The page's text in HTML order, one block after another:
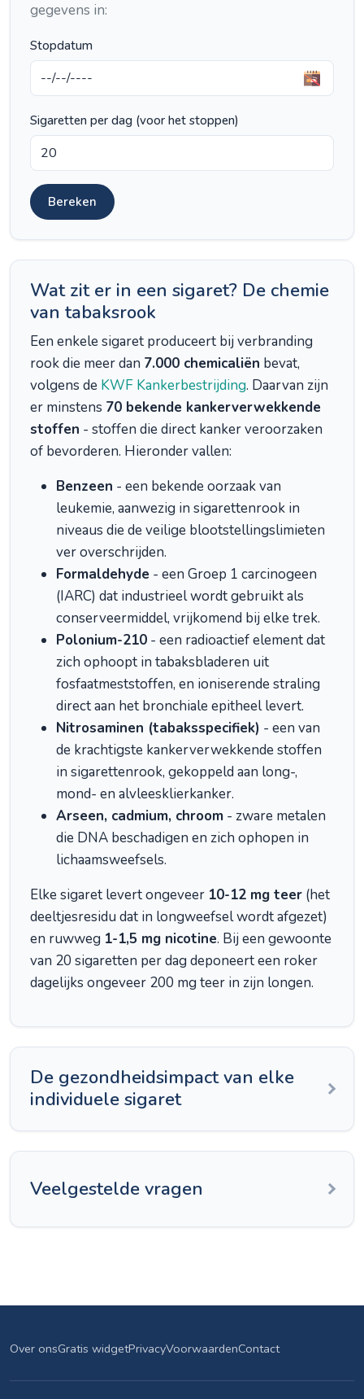
gegevens in:
Stopdatum
Sigaretten per dag (voor het stoppen)
Bereken
Wat zit er in een sigaret? De chemie
van tabaksrook
Een enkele sigaret produceert bij verbranding
rook die meer dan 7.000 chemicaliën bevat,
volgens de KWF Kankerbestrijding. Daarvan zijn
er minstens 70 bekende kankerverwekkende
stoffen - stoffen die direct kanker veroorzaken
of bevorderen. Hieronder vallen:
Benzeen - een bekende oorzaak van
leukemie, aanwezig in sigarettenrook in
niveaus die de veilige blootstellingslimieten
ver overschrijden.
Formaldehyde - een Groep 1 carcinogeen
(IARC) dat industrieel wordt gebruikt als
conserveermiddel, vrijkomend bij elke trek.
Polonium-210 - een radioactief element dat
zich ophoopt in tabaksbladeren uit
fosfaatmeststoffen, en ioniserende straling
direct aan het bronchiale epitheel levert.
Nitrosaminen (tabaksspecifiek) - een van
de krachtigste kankerverwekkende stoffen
in sigarettenrook, gekoppeld aan long-,
mond- en alvleesklierkanker.
Arseen, cadmium, chroom - zware metalen
die DNA beschadigen en zich ophopen in
lichaamsweefsels.
Elke sigaret levert ongeveer 10-12 mg teer (het
deeltjesresidu dat in longweefsel wordt afgezet)
en ruwweg 1-1,5 mg nicotine. Bij een gewoonte
van 20 sigaretten per dag deponeert een roker
dagelijks ongeveer 200 mg teer in zijn longen.
De gezondheidsimpact van elke
individuele sigaret
Veelgestelde vragen
Over onsGratis widgetPrivacyVoorwaardenContact